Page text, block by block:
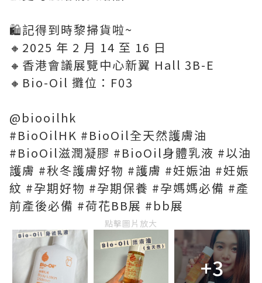
🛍️記得到時黎掃貨啦~
🔸2025 年 2 月 14 至 16 日
🔸香港會議展覽中心新翼 Hall 3B-E
🔸Bio-Oil 攤位：F03
@biooilhk
#BioOilHK #BioOil全天然護膚油
#BioOil滋潤凝膠 #BioOil身體乳液 #以油
護膚 #秋冬護膚好物 #護膚 #妊娠油 #妊娠
紋 #孕期好物 #孕期保養 #孕媽媽必備 #產
前產後必備 #荷花BB展 #bb展
點擊圖片放大
+3